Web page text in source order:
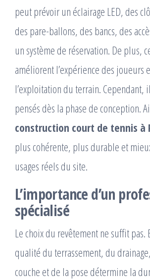
peut prévoir un éclairage LED, des
des pare-ballons, des bancs, des
un système de réservation. De plus,
améliorent l’expérience des joueurs
l’exploitation du terrain. Cependant,
pensés dès la phase de conception.
construction court de tennis à
plus cohérente, plus durable et
usages réels du site.
L’importance d’un
spécialisé
Le choix du revêtement ne suffit pas.
qualité du terrassement, du
couche et de la pose détermine la